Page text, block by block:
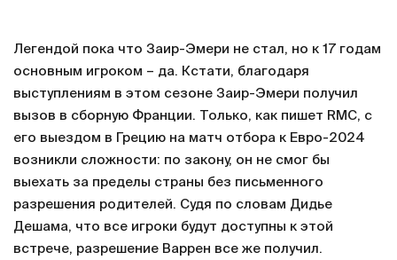
Легендой пока что Заир-Эмери не стал, но к 17 годам
основным игроком – да. Кстати, благодаря
выступлениям в этом сезоне Заир-Эмери получил
вызов в сборную Франции. Только, как пишет RMC, с
его выездом в Грецию на матч отбора к Евро-2024
возникли сложности: по закону, он не смог бы
выехать за пределы страны без письменного
разрешения родителей. Судя по словам Дидье
Дешама, что все игроки будут доступны к этой
встрече, разрешение Варрен все же получил.